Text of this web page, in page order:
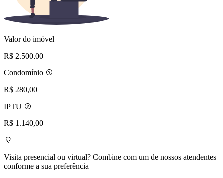
Valor do imóvel
R$ 2.500,00
Condomínio
R$ 280,00
IPTU
R$ 1.140,00
Visita presencial ou virtual? Combine com um de nossos atendentes
conforme a sua preferência